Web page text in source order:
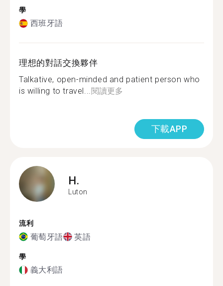
學
西班牙語
理想的對話交換夥伴
Talkative, open-minded and patient person who
is willing to travel...閱讀更多
下載APP
H.
Luton
流利
葡萄牙語 英語
學
義大利語